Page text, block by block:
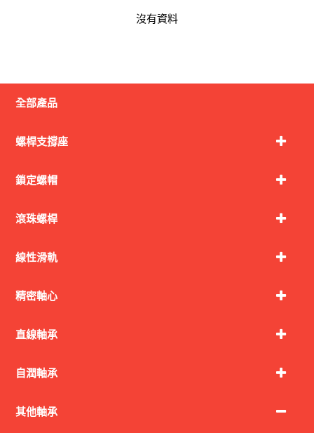
全部產品
螺桿支撐座
鎖定螺帽
滾珠螺桿
線性滑軌
精密軸心
直線軸承
自潤軸承
其他軸承
沒有資料